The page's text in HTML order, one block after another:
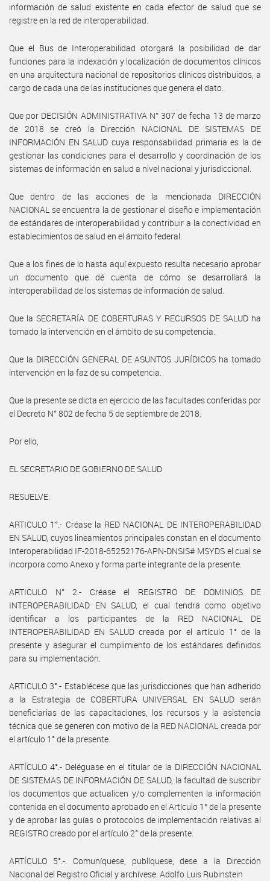
información de salud existente en cada efector de salud que se
registre en la red de interoperabilidad.
Que el Bus de Interoperabilidad otorgará la posibilidad de dar
funciones para la indexación y localización de documentos clínicos
en una arquitectura nacional de repositorios clínicos distribuidos, a
cargo de cada una de las instituciones que genera el dato.
Que por DECISIÓN ADMINISTRATIVA N° 307 de fecha 13 de marzo
de 2018 se creó la Dirección NACIONAL DE SISTEMAS DE
INFORMACIÓN EN SALUD cuya responsabilidad primaria es la de
gestionar las condiciones para el desarrollo y coordinación de los
sistemas de información en salud a nivel nacional y jurisdiccional.
Que dentro de las acciones de la mencionada DIRECCIÓN
NACIONAL se encuentra la de gestionar el diseño e implementación
de estándares de interoperabilidad y contribuir a la conectividad en
establecimientos de salud en el ámbito federal.
Que a los fines de lo hasta aquí expuesto resulta necesario aprobar
un documento que dé cuenta de cómo se desarrollará la
interoperabilidad de los sistemas de información de salud.
Que la SECRETARÍA DE COBERTURAS Y RECURSOS DE SALUD ha
tomado la intervención en el ámbito de su competencia.
Que la DIRECCIÓN GENERAL DE ASUNTOS JURÍDICOS ha tomado
intervención en la faz de su competencia.
Que la presente se dicta en ejercicio de las facultades conferidas por
el Decreto N° 802 de fecha 5 de septiembre de 2018.
Por ello,
EL SECRETARIO DE GOBIERNO DE SALUD
RESUELVE:
ARTICULO 1°.- Créase la RED NACIONAL DE INTEROPERABILIDAD
EN SALUD, cuyos lineamientos principales constan en el documento
Interoperabilidad IF-2018-65252176-APN-DNSIS# MSYDS el cual se
incorpora como Anexo y forma parte integrante de la presente.
ARTICULO N° 2.- Créase el REGISTRO DE DOMINIOS DE
INTEROPERABILIDAD EN SALUD, el cual tendrá como objetivo
identificar a los participantes de la RED NACIONAL DE
INTEROPERABILIDAD EN SALUD creada por el artículo 1° de la
presente y asegurar el cumplimiento de los estándares definidos
para su implementación.
ARTICULO 3°.- Establécese que las jurisdicciones que han adherido
a la Estrategia de COBERTURA UNIVERSAL EN SALUD serán
beneficiarias de las capacitaciones, los recursos y la asistencia
técnica que se generen con motivo de la RED NACIONAL creada por
el artículo 1° de la presente.
ARTÍCULO 4°.- Deléguase en el titular de la DIRECCIÓN NACIONAL
DE SISTEMAS DE INFORMACIÓN DE SALUD, la facultad de suscribir
los documentos que actualicen y/o complementen la información
contenida en el documento aprobado en el Artículo 1° de la presente
y de aprobar las guías o protocolos de implementación relativas al
REGISTRO creado por el artículo 2° de la presente.
ARTÍCULO 5°.-. Comuníquese, publíquese, dese a la Dirección
Nacional del Registro Oficial y archívese. Adolfo Luis Rubinstein